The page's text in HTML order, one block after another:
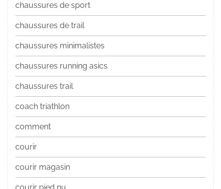
chaussures de sport
chaussures de trail
chaussures minimalistes
chaussures running asics
chaussures trail
coach triathlon
comment
courir
courir magasin